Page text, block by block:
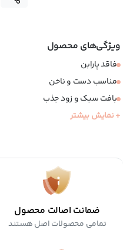
ویژگی‌های محصول
فاقد پارابن
مناسب دست و ناخن
بافت سبک و زود جذب
درمان کننده ترک های ناشی از خشکی
+ نمایش بیشتر
ضمانت اصالت محصول
تمامی محصولات اصل هستند